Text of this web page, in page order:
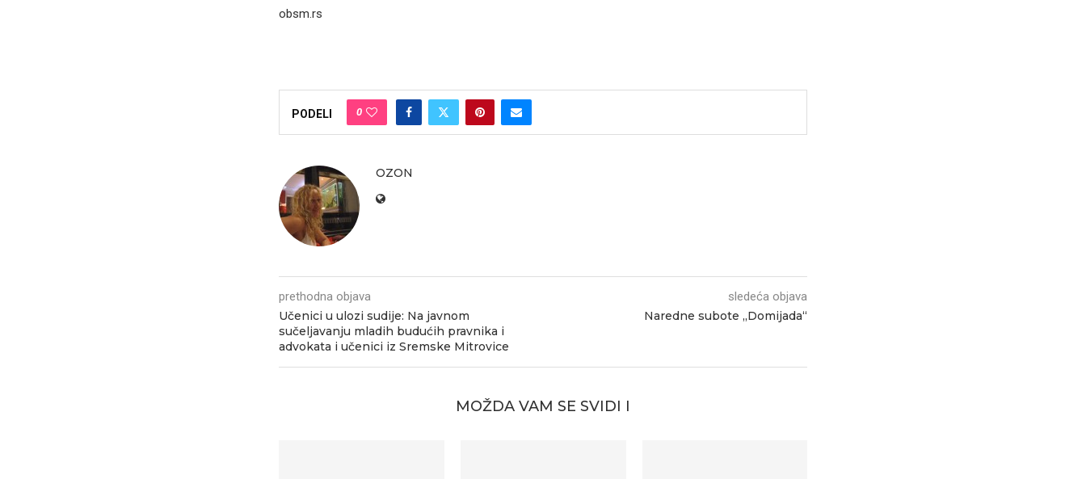
obsm.rs
PODELI 0
OZON
prethodna objava
Učenici u ulozi sudije: Na javnom
sučeljavanju mladih budućih pravnika i
advokata i učenici iz Sremske Mitrovice
sledeća objava
Naredne subote „Domijada“
MOŽDA VAM SE SVIDI I